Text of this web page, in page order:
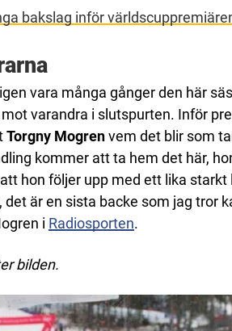
bakslag inför
vara många gånger den här
varandra i slutspurten. Inför
Torgny Mogrenvem det blir som
kommer att ta hem det här,
hon följer upp med ett lika starkt
det är en sista backe som jag tror
i Radiosporten.
bilden.